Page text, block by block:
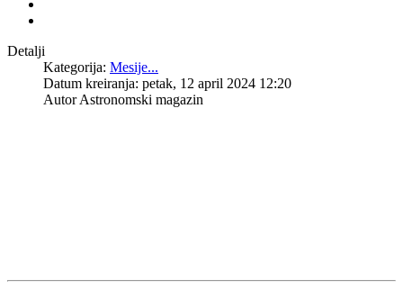
Detalji
Kategorija: Mesije...
Datum kreiranja: petak, 12 april 2024 12:20
AutorAstronomski magazin